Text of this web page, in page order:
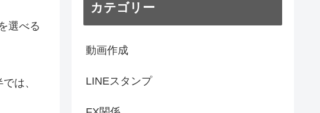
選べる
は、
カテゴリー
動画作成
LINEスタンプ